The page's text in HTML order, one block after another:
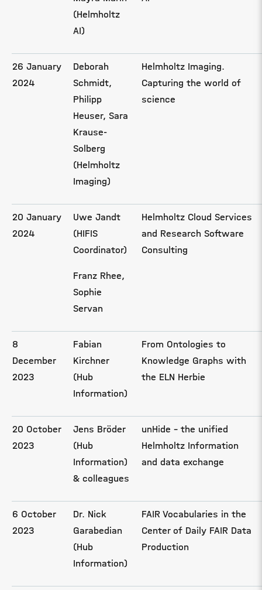
(Helmholtz
AI)
26 January
2024
Deborah
Schmidt,
Philipp
Heuser, Sara
Krause-
Solberg
(Helmholtz
Imaging)
Helmholtz Imaging.
Capturing the world of
science
20 January
2024
Uwe Jandt
(HIFIS
Coordinator)
Franz Rhee,
Sophie
Servan
Helmholtz Cloud Services
and Research Software
Consulting
8
December
2023
Fabian
Kirchner
(Hub
Information)
From Ontologies to
Knowledge Graphs with
the ELN Herbie
20 October
2023
Jens Bröder
(Hub
Information)
& colleagues
unHide – the unified
Helmholtz Information
and data exchange
6 October
2023
Dr. Nick
Garabedian
(Hub
Information)
FAIR Vocabularies in the
Center of Daily FAIR Data
Production